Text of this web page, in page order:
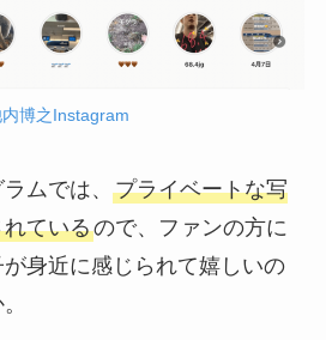
博之Instagram
ムでは、 プライベートな写
ているので、ファンの方に
身近に感じられて嬉しいの